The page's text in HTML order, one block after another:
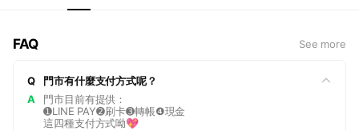
FAQ See more
Q
門市有什麼支付方式呢？
A
門市目前有提供：
➊LINE PAY➋刷卡➌轉帳❹現金
這四種支付方式呦💖